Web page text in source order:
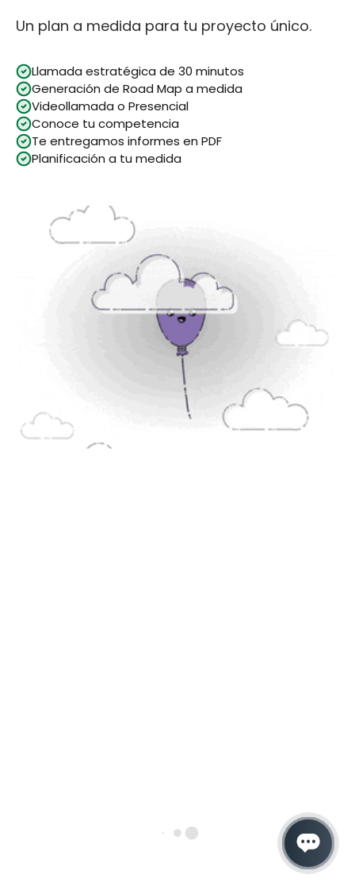
Un plan a medida para tu proyecto único.
Llamada estratégica de 30 minutos
Generación de Road Map a medida
Videollamada o Presencial
Conoce tu competencia
Te entregamos informes en PDF
Planificación a tu medida